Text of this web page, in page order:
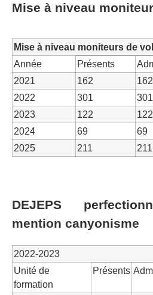
Mise à niveau
Mise à niveau moniteurs de
Année
Présents
2021
162 162
2022
301 301
2023
122 122
2024
69 69
2025
211 211
DEJEPS
mention canyonisme
2022-2023
Unité de
formation
Présents